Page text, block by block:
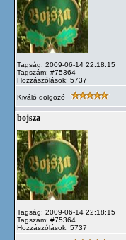
Tagság: 2009-06-14 22:18:15
Tagszám: #75364
Hozzászólások: 5737
Kiváló dolgozó
bojsza
Tagság: 2009-06-14 22:18:15
Tagszám: #75364
Hozzászólások: 5737